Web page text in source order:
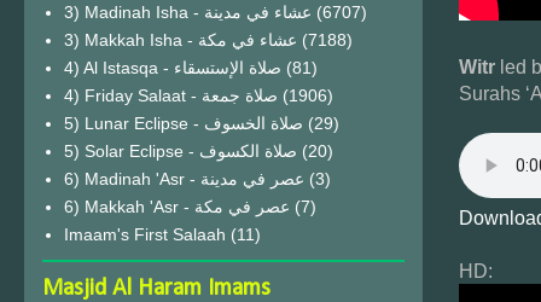
Witr led
Surahs
HD:
3) Madinah Isha - عشاء في مدينة (6707)
3) Makkah Isha - عشاء في مكة (7188)
4) Al Istasqa - صلاة الإستسقاء (81)
4) Friday Salaat - صلاة جمعة (1906)
5) Lunar Eclipse - صلاة الخسوف (29)
(20)
6) Madinah 'Asr - عصر في مدينة (3)
6) Makkah 'Asr - عصر في مكة (7)
Imaam's First Salaah (11)
Masjid Al Haram Imams